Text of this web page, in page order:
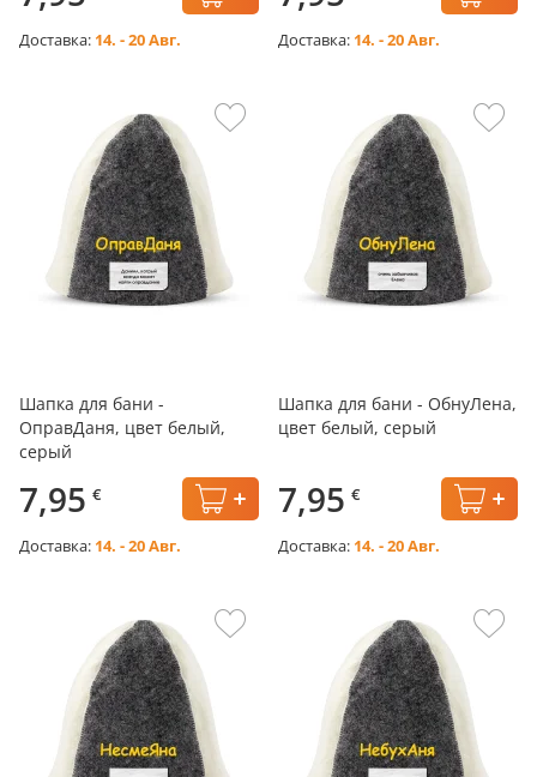
Доставка: 14. - 20 Авг. Доставка: 14. - 20 Авг.
Шапка для бани -
ОправДаня, цвет белый,
серый
7,95 €
Доставка: 14. - 20 Авг.
Шапка для бани - ОбнуЛена,
цвет белый, серый
7,95 €
Доставка: 14. - 20 Авг.